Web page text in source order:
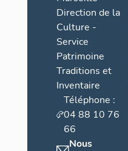
Direction de la
Culture -
Service
Patrimoine
Traditions et
Inventaire
Téléphone :
04 88 10 76
66
Nous